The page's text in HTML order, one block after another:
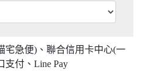
宅急便)、聯合信用卡中心(一
支付、Line Pay